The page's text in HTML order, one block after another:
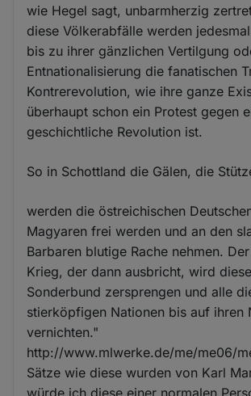
wie Hegel sagt, unbarmherzig
diese Völkerabfälle werden
bis zu ihrer gänzlichen Vertilgung
Entnationalisierung die fanatischen
Kontrerevolution, wie ihre ganze
überhaupt schon ein Protest gegen
geschichtliche Revolution ist.
So in Schottland die Gälen, die
werden die östreichischen
Magyaren frei werden und an den
Barbaren blutige Rache nehmen.
Krieg, der dann ausbricht, wird
Sonderbund zersprengen und alle
stierköpfigen Nationen bis auf ihren
vernichten."
http://www.mlwerke.de/me/me06/
Sätze wie diese wurden von Karl